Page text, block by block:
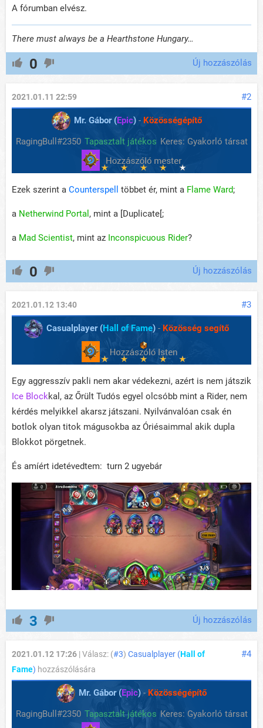
A fórumban elvész.
There must always be a Hearthstone Hungary…
0 Új hozzászólás
#2
2021.01.11 22:59
Mr. Gábor (Epic)- Közösségépítő
RagingBull#2350 Tapasztalt játékos Keres: Gyakorló társat
Ezek szerint a Counterspell többet ér, mint a Flame Ward;
a Netherwind Portal , mint a [Duplicate[;
a Mad Scientist, mint az Inconspicuous Rider?
0 Új hozzászólás
#3
2021.01.12 13:40
Casualplayer (Hall of Fame) - Közösség segítő
Egy aggresszív pakli nem akar védekezni, azért is nem játszik
Ice Blockkal, az Őrült Tudós egyel olcsóbb mint a Rider, nem
kérdés melyikkel akarsz játszani. Nyilvánvalóan csak én
botlok olyan titok mágusokba az Óriésaimmal akik dupla
Blokkot pörgetnek.
És amíért idetévedtem: turn 2 ugyebár
3 Új hozzászólás
#4
2021.01.12 17:26 | Válasz: (#3) Casualplayer (Hall of
Fame) hozzászólására
Mr. Gábor (Epic) - Közösségépítő
RagingBull#2350 Tapasztalt játékos Keres: Gyakorló társat